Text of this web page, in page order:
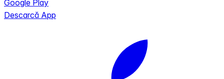
Google Play
Descarcă App